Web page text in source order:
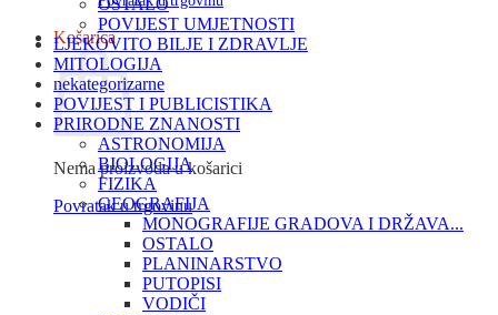
Košarica
Nema proizvoda u košarici
Povratak u trgovinu
OSTALO
POVIJEST UMJETNOSTI
LJEKOVITO BILJE I ZDRAVLJE
MITOLOGIJA
nekategorizarne
POVIJEST I PUBLICISTIKA
PRIRODNE ZNANOSTI
ASTRONOMIJA
BIOLOGIJA
FIZIKA
GEOGRAFIJA
MONOGRAFIJE GRADOVA I DRŽAVA...
OSTALO
PLANINARSTVO
PUTOPISI
VODIČI